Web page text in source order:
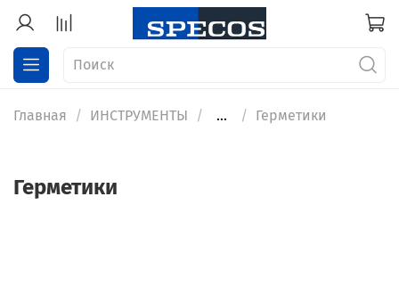
Главная ИНСТРУМЕНТЫ ... Герметики
Герметики